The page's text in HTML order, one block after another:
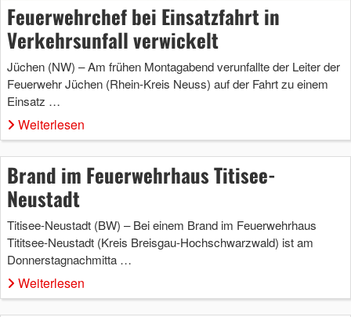
Feuerwehrchef bei Einsatzfahrt in
Verkehrsunfall verwickelt
Jüchen (NW) – Am frühen Montagabend verunfallte der Leiter der
Feuerwehr Jüchen (Rhein-Kreis Neuss) auf der Fahrt zu einem
Einsatz …
Weiterlesen
Brand im Feuerwehrhaus Titisee-
Neustadt
Titisee-Neustadt (BW) – Bei einem Brand im Feuerwehrhaus
Tititsee-Neustadt (Kreis Breisgau-Hochschwarzwald) ist am
Donnerstagnachmitta …
Weiterlesen